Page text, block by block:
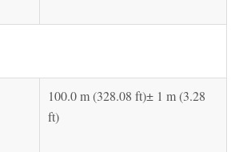
100.0 m (328.08 ft)± 1 m (3.28
ft)